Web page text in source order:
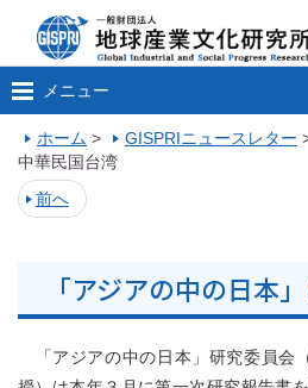
メニュー
ホーム > GISPRIニュースレター
中華民国台湾
前へ
「アジアの中の日本
「アジアの中の日本」研究委員会